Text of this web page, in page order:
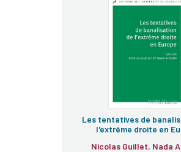
Les tentatives de
l'extrême droite en
Nicolas Guillet, Nada